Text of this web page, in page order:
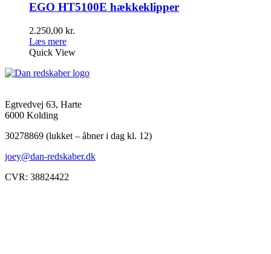
EGO HT5100E hækkeklipper
2.250,00 kr.
Læs mere
Quick View
Egtvedvej 63, Harte
6000 Kolding
30278869 (lukket – åbner i dag kl. 12)
joey@dan-redskaber.dk
CVR: 38824422